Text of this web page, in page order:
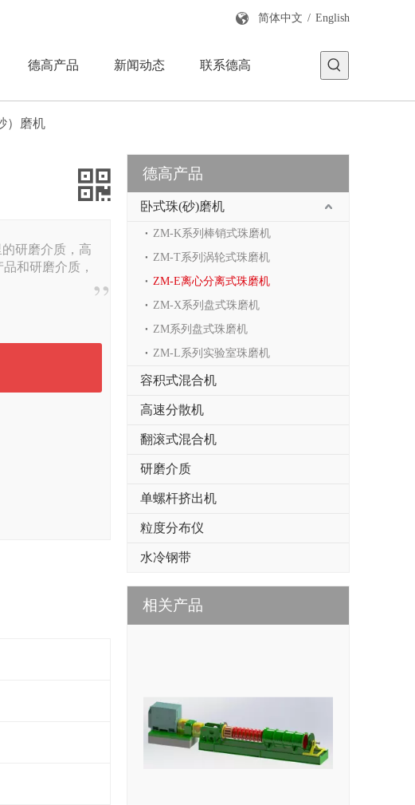
简体中文 / English
德高产品 新闻动态 联系德高
）磨机
研磨介质，高
和研磨介质，
德高产品
卧式珠(砂)磨机
ZM-K系列棒销式珠磨机
ZM-T系列涡轮式珠磨机
ZM-E离心分离式珠磨机
ZM-X系列盘式珠磨机
ZM系列盘式珠磨机
ZM-L系列实验室珠磨机
容积式混合机
高速分散机
翻滚式混合机
研磨介质
单螺杆挤出机
粒度分布仪
水冷钢带
相关产品